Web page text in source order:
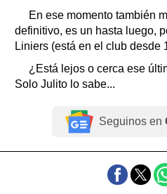
En ese momento también
definitivo, es un hasta luego,
Liniers (está en el club desde
¿Está lejos o cerca ese
Solo Julito lo sabe...
Seguinos en